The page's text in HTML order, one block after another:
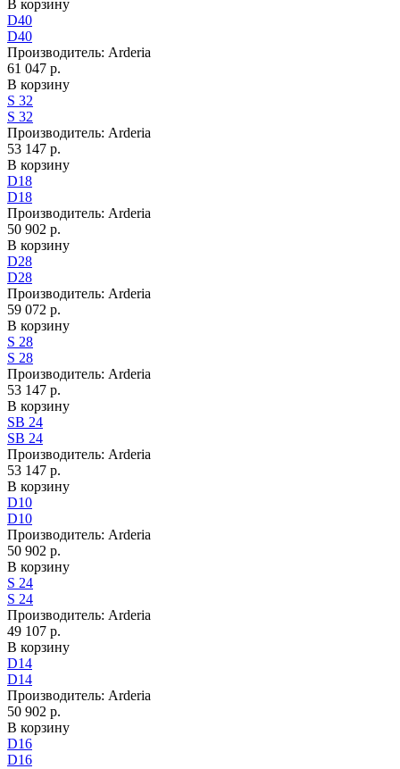
В корзину
D40
D40
Производитель: Arderia
61 047 р.
В корзину
S 32
S 32
Производитель: Arderia
53 147 р.
В корзину
D18
D18
Производитель: Arderia
50 902 р.
В корзину
D28
D28
Производитель: Arderia
59 072 р.
В корзину
S 28
S 28
Производитель: Arderia
53 147 р.
В корзину
SB 24
SB 24
Производитель: Arderia
53 147 р.
В корзину
D10
D10
Производитель: Arderia
50 902 р.
В корзину
S 24
S 24
Производитель: Arderia
49 107 р.
В корзину
D14
D14
Производитель: Arderia
50 902 р.
В корзину
D16
D16